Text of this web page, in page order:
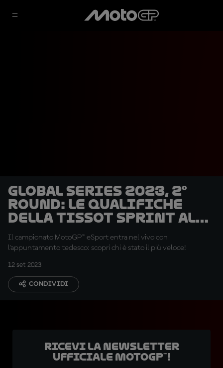
Global Series 2023, 2°
round: le qualifiche
della Tissot Sprint al
Sachsenring
Il campionato MotoGP™ eSport entra nel vivo con
l'appuntamento tedesco: scopri chi è stato il più veloce!
12 set 2023
CONDIVIDI
Ricevi la newsletter
ufficiale MotoGP™!